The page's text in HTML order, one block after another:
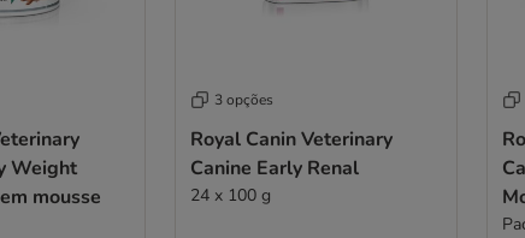
Weight
mousse
3 opções
Royal Canin Veterinary
Canine Early Renal
24 x 100 g